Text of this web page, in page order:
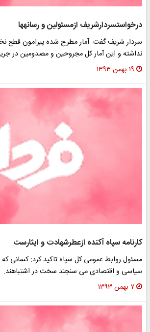
درخواست‎سردارشریف ازمسئولین و رسانه‎ها
نداشته و این آمار کل مجروحین و مصدومین در
۱۹ بهمن ۱۳۹۳
کارنامه‌ سپاه آکنده ازعطرشهادت و ایثارست
مسئول روابط عمومی کل سپاه تاکید کرد: کسانی که
سیاسی و اقتصادی می سنجند سخت در اشتباهند.
۷ بهمن ۱۳۹۳